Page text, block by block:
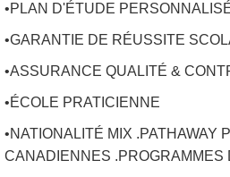
•PLAN D'ÉTUDE
•GARANTIE DE RÉUSSITE
•ASSURANCE QUALITÉ &
•ÉCOLE PRATICIENNE
•NATIONALITÉ MIX .PATHAWAY
CANADIENNES .PROGRAMMES